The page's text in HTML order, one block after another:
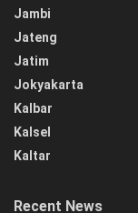
Jambi
Jateng
Jatim
Jokyakarta
Kalbar
Kalsel
Kaltar
Recent News